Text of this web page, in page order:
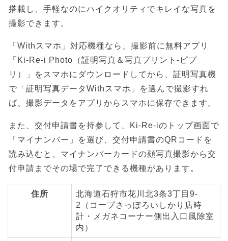
搭載し、手軽なのにハイクオリティでキレイな写真を
撮影できます。
「Withスマホ」対応機種なら、撮影前に無料アプリ
「Ki-Re-i Photo（証明写真＆写真プリント-ピプ
リ）」をスマホにダウンロードしてから、証明写真機
で「証明写真データWithスマホ」を選んで撮影すれ
ば、撮影データをアプリからスマホに保存できます。
また、交付申請書を持参して、Ki-Re-iのトップ画面で
「マイナンバー」を選び、交付申請書のQRコードを
読み込むと、マイナンバーカードの顔写真撮影から交
付申請までその場で完了できる機種があります。
住所
北海道石狩市花川北3条3丁目9-
2（コープさっぽろいしかり店時
計・メガネコーナー側出入口風除室
内）